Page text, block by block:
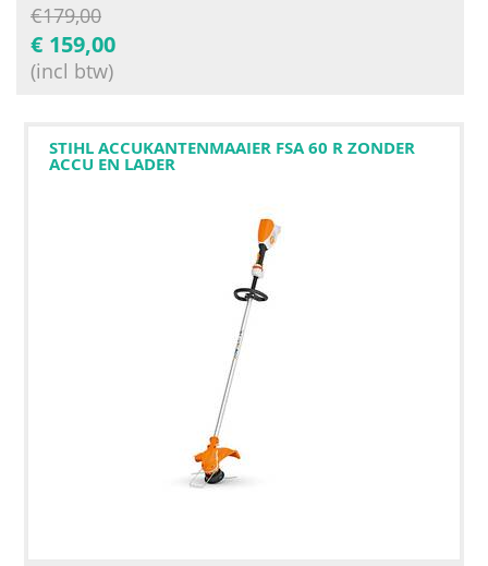
€179,00
€ 159,00
(incl btw)
STIHL ACCUKANTENMAAIER FSA 60 R ZONDER
ACCU EN LADER